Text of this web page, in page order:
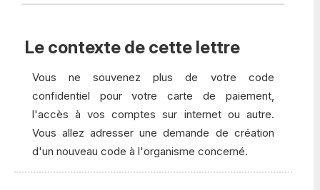
Le contexte de cette lettre
Vous ne souvenez plus de votre code
confidentiel pour votre carte de paiement,
l'accès à vos comptes sur internet ou autre.
Vous allez adresser une demande de création
d'un nouveau code à l'organisme concerné.